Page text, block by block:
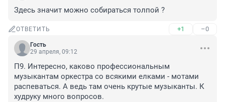
Здесь значит можно собираться толпой ?
ОТВЕТИТЬ +1 –0
Гость
29 апреля, 09:12
П9. Интересно, каково профессиональным
музыкантам оркестра со всякими елками - мотами
распеваться. А ведь там очень крутые музыканты. К
худруку много вопросов.